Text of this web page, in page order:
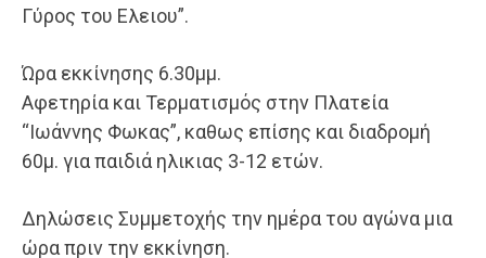
Γύρος του Ελειου”.
Ώρα εκκίνησης 6.30μμ.
Αφετηρία και Τερματισμός στην Πλατεία
“Ιωάννης Φωκας”, καθως επίσης και διαδρομή
60μ. για παιδιά ηλικιας 3-12 ετών.
Δηλώσεις Συμμετοχής την ημέρα του αγώνα μια
ώρα πριν την εκκίνηση.